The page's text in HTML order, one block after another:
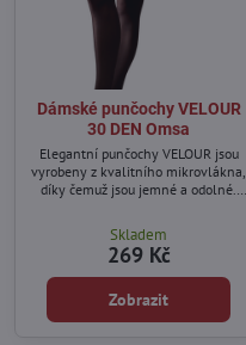
Dámské punčochy VELOUR
30 DEN Omsa
Elegantní punčochy VELOUR jsou
vyrobeny z kvalitního mikrovlákna,
díky čemuž jsou jemné a odolné.
Skladem
269 Kč
Zobrazit